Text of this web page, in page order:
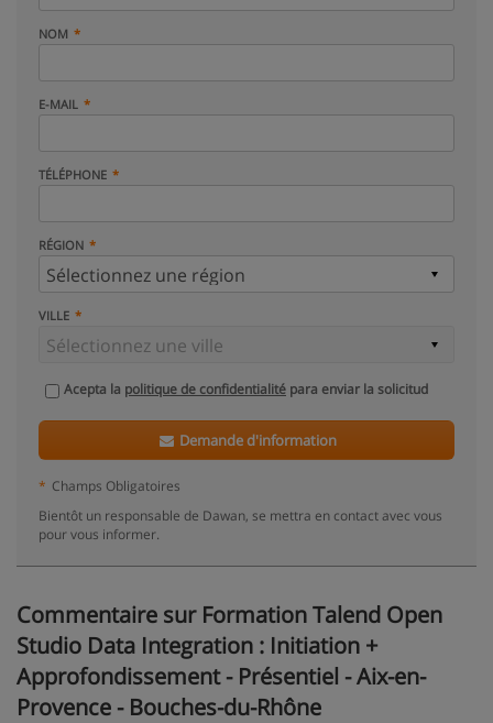
NOM
E-MAIL
TÉLÉPHONE
RÉGION
VILLE
Acepta la politique de confidentialité para enviar la solicitud
Demande d'information
* Champs Obligatoires
Bientôt un responsable de Dawan, se mettra en contact avec vous
pour vous informer.
Commentaire sur Formation Talend Open
Studio Data Integration : Initiation +
Approfondissement - Présentiel - Aix-en-
Provence - Bouches-du-Rhône